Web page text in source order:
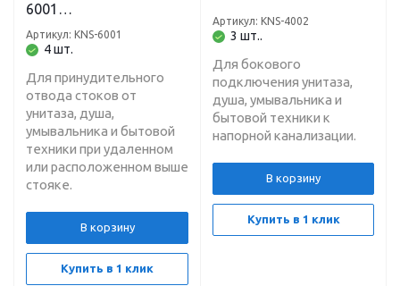
6001
(унитаз,умывальник,ду
ш,ст. маш, пос. маш)
BELAMOS
4 шт.
Артикул: KNS-6001
Для принудительного
отвода стоков от
унитаза, душа,
умывальника и бытовой
техники при удаленном
или расположенном выше
стояке.
В корзину
Купить в 1 клик
3 шт..
Артикул: KNS-4002
Для бокового
подключения унитаза,
душа, умывальника и
бытовой техники к
напорной канализации.
В корзину
Купить в 1 клик